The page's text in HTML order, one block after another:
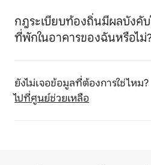
กฎระเบียบท้องถิ่นมีผลบังคับ
ที่พักในอาคารของฉันหรือไม่
ยังไม่เจอข้อมูลที่ต้องการใช่ไหม?
ไปที่ศูนย์ช่วยเหลือ